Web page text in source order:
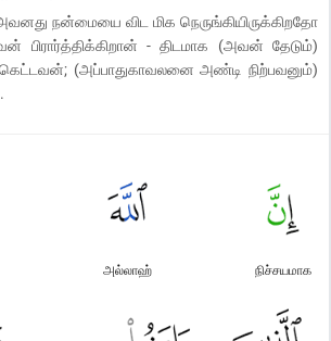
நன்மையை விட மிக நெருங்கியிருக்கிறதோ
- திடமாக (அவன் தேடும்)
கெட்டவன்; (அப்பாதுகாவலனை அண்டி நிற்பவனும்)
நிச்சயமாக
அல்லாஹ்